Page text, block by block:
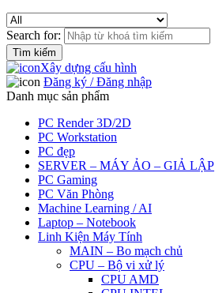
Search for:
Xây dựng cấu hình
Đăng ký / Đăng nhập
Danh mục sản phẩm
PC Render 3D/2D
PC Workstation
PC đẹp
SERVER – MÁY ẢO – GIẢ LẬP
PC Gaming
PC Văn Phòng
Machine Learning / AI
Laptop – Notebook
Linh Kiện Máy Tính
MAIN – Bo mạch chủ
CPU – Bộ vi xử lý
CPU AMD